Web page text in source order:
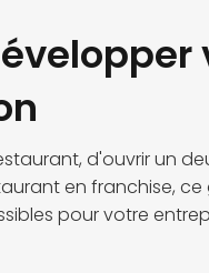
d'ouvrir un
en franchise, ce
pour votre